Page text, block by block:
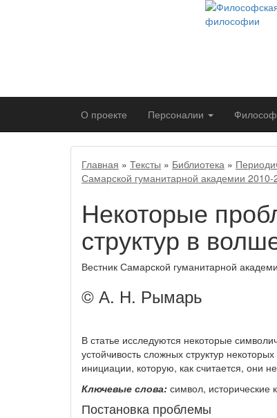
О проекте Персоналии
Главная » Тексты » Библиотека »
Самарской гуманитарной академии 2010-
Некоторые
структур в
Вестник Самарской гуманитарной
© А. Н. Рымарь
В статье исследуются некоторые
устойчивость сложных структур
инициации, которую, как считается, они
Ключевые слова: символ, исторические
Постановка проблемы